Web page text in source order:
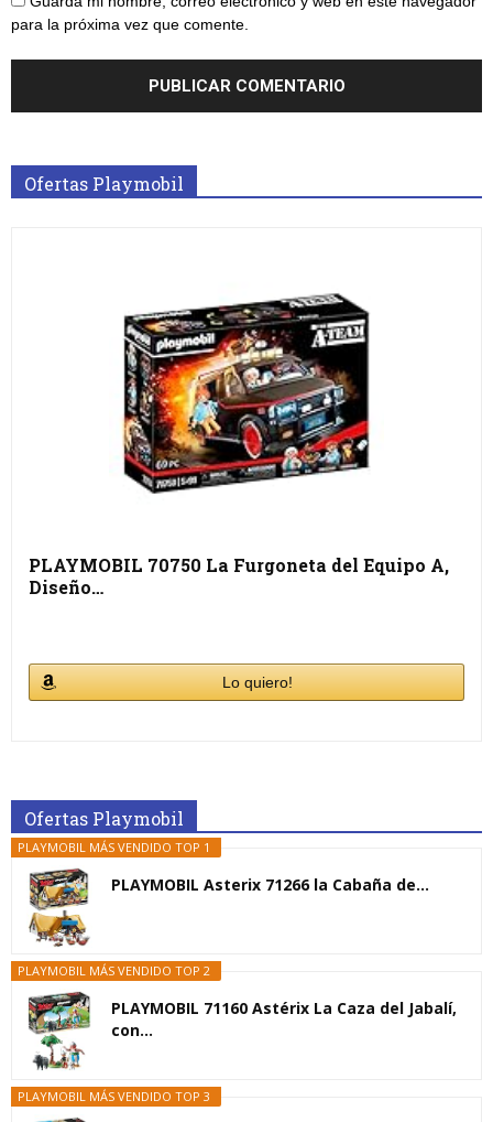
para la próxima vez que comente.
Ofertas Playmobil
PLAYMOBIL 70750 La Furgoneta del Equipo A,
Diseño…
Lo quiero!
Ofertas Playmobil
PLAYMOBIL MÁS VENDIDO TOP 1
PLAYMOBIL Asterix 71266 la Cabaña de...
PLAYMOBIL MÁS VENDIDO TOP 2
PLAYMOBIL 71160 Astérix La Caza del Jabalí,
con...
PLAYMOBIL MÁS VENDIDO TOP 3